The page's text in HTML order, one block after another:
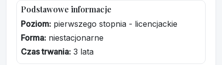
Podstawowe informacje
Poziom: pierwszego stopnia - licencjackie
Forma: niestacjonarne
Czas trwania: 3 lata